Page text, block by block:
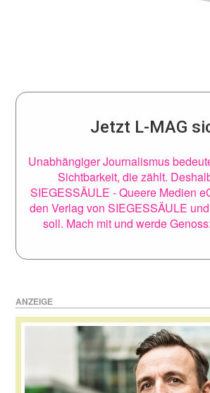
Jetzt L-MAG
Unabhängiger Journalismus
Sichtbarkeit, die zählt.
SIEGESSÄULE - Queere Medien
den Verlag von SIEGESSÄULE
soll. Mach mit und werde
ANZEIGE